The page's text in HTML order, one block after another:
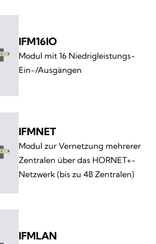
IFM16IO
Modul mit 16 Niedrigleistungs-
Ein-/Ausgängen
IFMNET
Modul zur Vernetzung mehrerer
Zentralen über das HORNET+-
Netzwerk (bis zu 48 Zentralen)
IFMLAN